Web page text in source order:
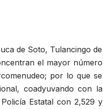
de Soto, Tulancingo de
el mayor número
por lo que se
coadyuvando con la
Estatal con 2,529 y